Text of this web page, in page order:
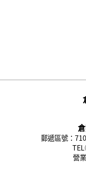
郵遞區號：
營